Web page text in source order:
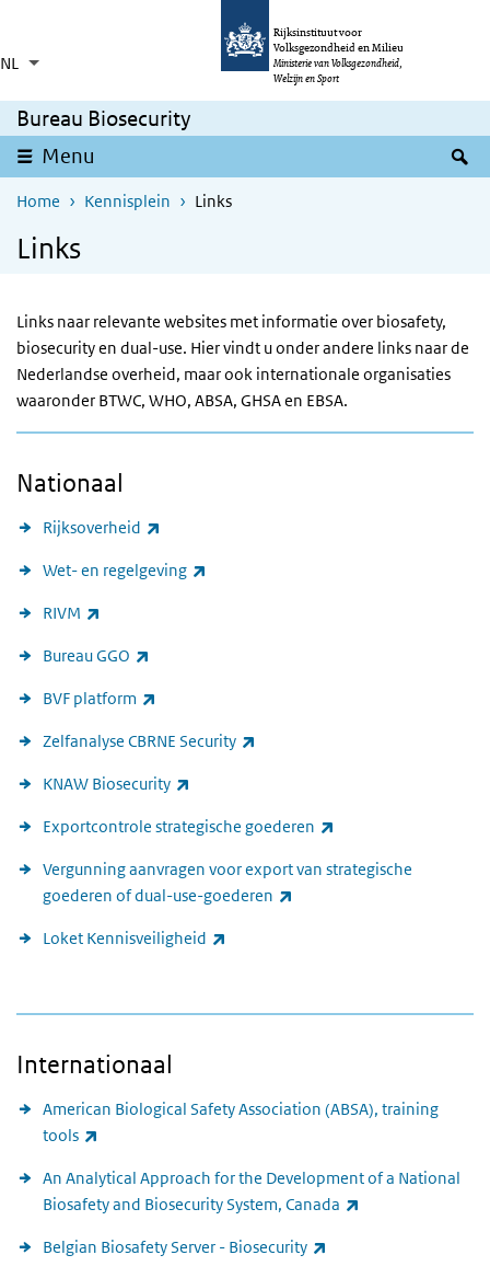
Overslaan en naar de inhoud gaan
Rijksinstituut voor
Volksgezondheid en Milieu
Ministerie van Volksgezondheid,
Welzijn en Sport
NL Taalkeuze
Aanvullende acties weergeven
Ingeklapt
Bureau Biosecurity
Menu
Home Kennisplein Links
Links
Links naar relevante websites met informatie over biosafety,
biosecurity en dual-use. Hier vindt u onder andere links naar de
Nederlandse overheid, maar ook internationale organisaties
waaronder BTWC, WHO, ABSA, GHSA en EBSA.
Nationaal
Rijksoverheid
Wet- en regelgeving
RIVM
Bureau GGO
BVF platform
Zelfanalyse CBRNE Security
KNAW Biosecurity
Exportcontrole strategische goederen
Vergunning aanvragen voor export van strategische
goederen of dual-use-goederen
Loket Kennisveiligheid
Internationaal
American Biological Safety Association (ABSA), training
tools
An Analytical Approach for the Development of a National
Biosafety and Biosecurity System, Canada
Belgian Biosafety Server - Biosecurity